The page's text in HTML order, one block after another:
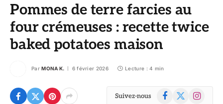
Pommes de terre farcies au
four crémeuses : recette twice
baked potatoes maison
Par MONA K. 6 février 2026 Lecture : 4 min
Suivez-nous Facebook
X
Instagram